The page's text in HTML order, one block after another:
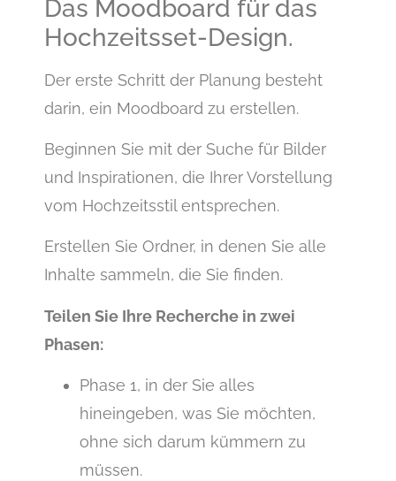
Das Moodboard für das
Hochzeitsset-Design.
Der erste Schritt der Planung besteht
darin, ein Moodboard zu erstellen.
Beginnen Sie mit der Suche für Bilder
und Inspirationen, die Ihrer Vorstellung
vom Hochzeitsstil entsprechen.
Erstellen Sie Ordner, in denen Sie alle
Inhalte sammeln, die Sie finden.
Teilen Sie Ihre Recherche in zwei
Phasen:
Phase 1, in der Sie alles
hineingeben, was Sie möchten,
ohne sich darum kümmern zu
müssen.